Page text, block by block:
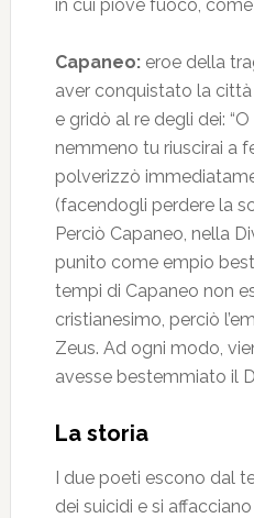
in cui piove fuoco,
Capaneo:eroe della
aver conquistato la
e gridò al re degli dei:
nemmeno tu riuscirai a
polverizzò
(facendogli perdere la
Perciò Capaneo, nella
punito come empio
tempi di Capaneo non
cristianesimo, perciò
Zeus. Ad ogni modo,
avesse bestemmiato il
La storia
I due poeti escono dal
dei suicidi e si